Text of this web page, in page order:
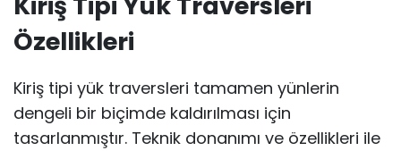
Özellikleri
Kiriş tipi yük traversleri tamamen yünlerin
dengeli bir biçimde kaldırılması için
tasarlanmıştır. Teknik donanımı ve özellikleri ile